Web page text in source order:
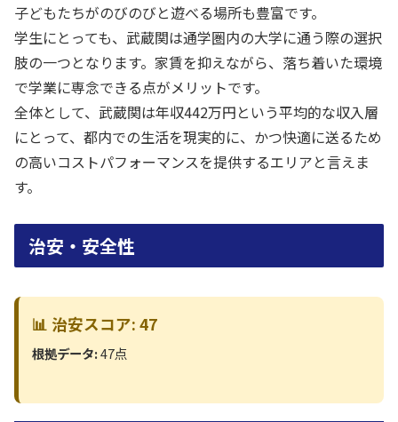
子どもたちがのびのびと遊べる場所も豊富です。
学生にとっても、武蔵関は通学圏内の大学に通う際の選択
肢の一つとなります。家賃を抑えながら、落ち着いた環境
で学業に専念できる点がメリットです。
全体として、武蔵関は年収442万円という平均的な収入層
にとって、都内での生活を現実的に、かつ快適に送るため
の高いコストパフォーマンスを提供するエリアと言えま
す。
治安・安全性
📊 治安スコア: 47
根拠データ:47点